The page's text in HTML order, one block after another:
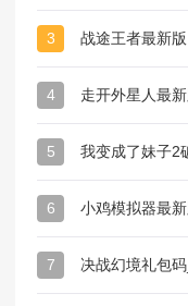
3 战途王者最新版
4 走开外星人最
5
6 小鸡模拟器最
7 决战幻境礼包